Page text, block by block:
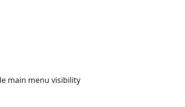
main menu visibility